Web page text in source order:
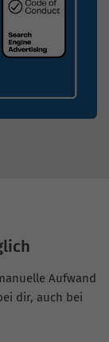
Aufwand
dir, auch bei